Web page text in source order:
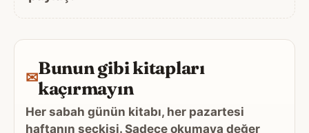
✉Bunun gibi kitapları
kaçırmayın
Her sabah günün kitabı, her pazartesi
haftanın seçkisi. Sadece okumaya değer